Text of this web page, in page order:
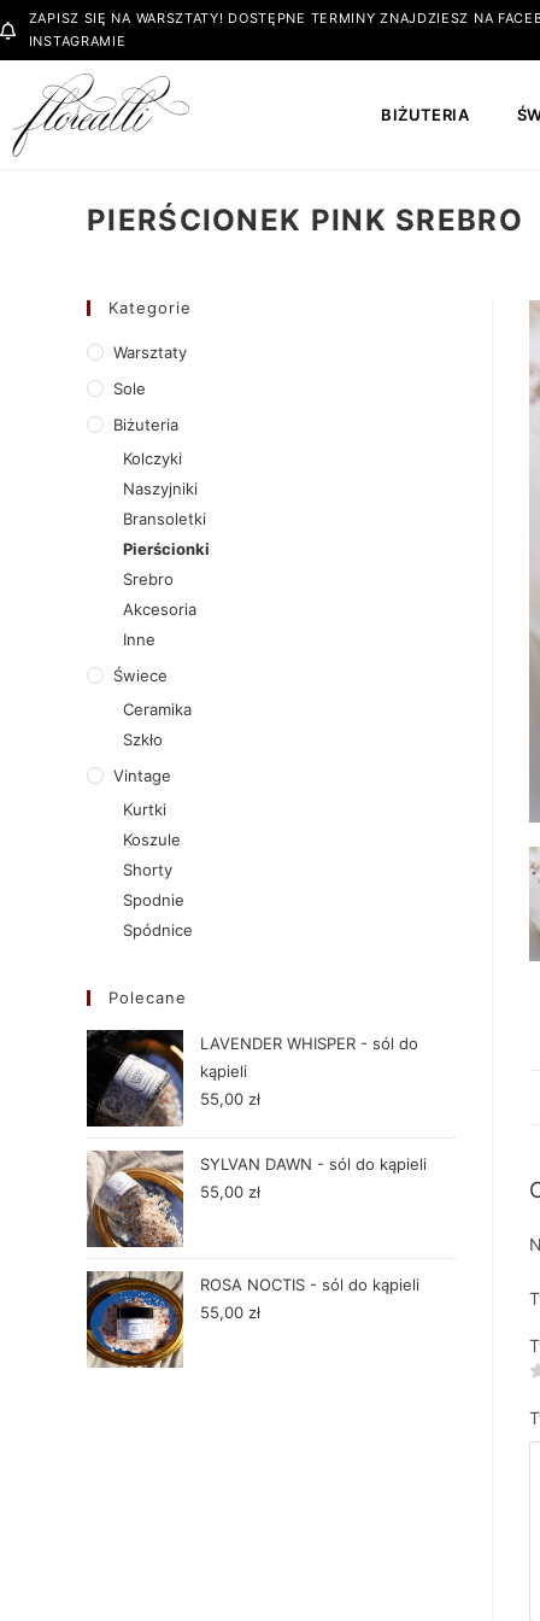
ZAPISZ SIĘ NA WARSZTATY! DOSTĘPNE TERMINY ZNAJDZIESZ NA
INSTAGRAMIE
BIŻUTERIA
PIERŚCIONEK PINK SREBRO
Kategorie
Warsztaty
Sole
Biżuteria
Kolczyki
Naszyjniki
Bransoletki
Pierścionki
Srebro
Akcesoria
Inne
Świece
Ceramika
Szkło
Vintage
Kurtki
Koszule
Shorty
Spodnie
Spódnice
Polecane
LAVENDER WHISPER - sól do
kąpieli
55,00 zł
SYLVAN DAWN - sól do kąpieli
55,00 zł
ROSA NOCTIS - sól do kąpieli
55,00 zł